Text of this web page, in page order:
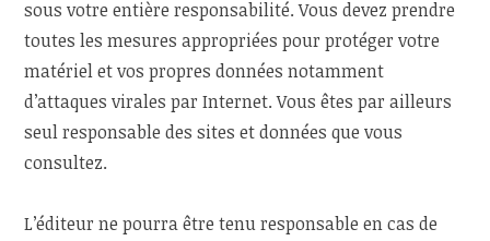
sous votre entière responsabilité. Vous devez prendre
toutes les mesures appropriées pour protéger votre
matériel et vos propres données notamment
d’attaques virales par Internet. Vous êtes par ailleurs
seul responsable des sites et données que vous
consultez.
L’éditeur ne pourra être tenu responsable en cas de